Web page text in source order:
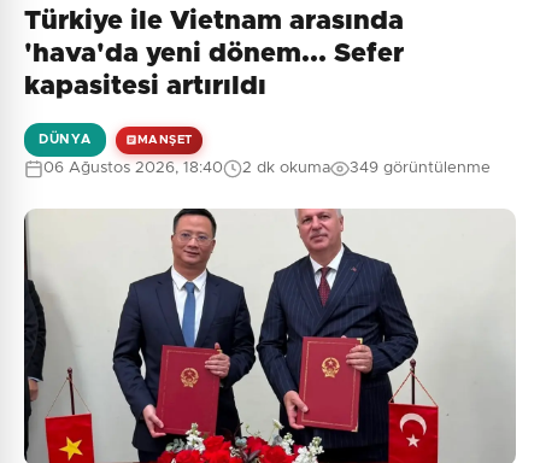
Güvenlik Sorusu:
5 + 7 = ?
Gönder
Henüz yorum yapılmamış. İlk yorumu siz yapın!
Türkiye ile Vietnam arasında
'hava'da yeni dönem... Sefer
kapasitesi artırıldı
DÜNYA MANŞET
06 Ağustos 2026, 18:40 2 dk okuma 349 görüntülenme